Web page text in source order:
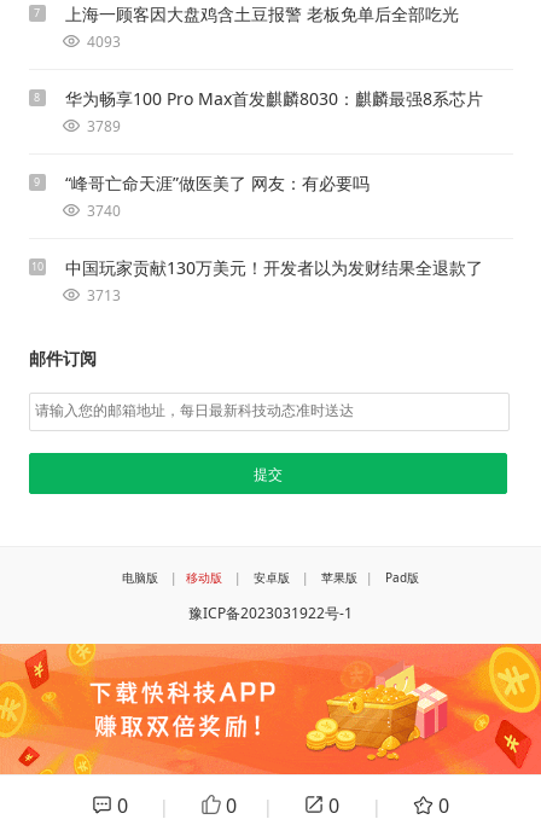
7 上海一顾客因大盘鸡含土豆报警 老板免单后全部吃光
4093
8 华为畅享100 Pro Max首发麒麟8030：麒麟最强8系芯片
3789
9 “峰哥亡命天涯”做医美了 网友：有必要吗
3740
10 中国玩家贡献130万美元！开发者以为发财结果全退款了
3713
邮件订阅
0 | 0 | 0 | 0
电脑版 | 移动版 | 安卓版 | 苹果版 | Pad版
豫ICP备2023031922号-1